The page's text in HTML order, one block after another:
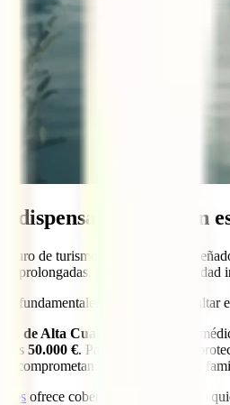
para un
de turismo convencional,
prolongadas. En 2026, la
fundamentales que no pueden faltar
de Alta Cuantía:
La inflación
los 50.000 €. Para garantizar una
comprometan tu futuro o el de tu
ofrece cobertura médica sin